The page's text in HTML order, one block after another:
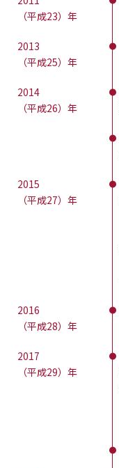
（平成23）年
2013
（平成25）年
2014
（平成26）年
2015
（平成27）年
2016
（平成28）年
2017
（平成29）年